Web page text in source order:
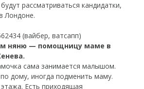
рассматриваться кандидатки,
Лондоне.
(вайбер, ватсапп)
няню — помощницу маме в
сама занимается малышом.
дому, иногда подменить маму.
Есть приходящая